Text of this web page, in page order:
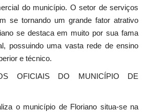
do município. O setor de serviços
se tornando um grande fator atrativo
se destaca em muito por sua fama
possuindo uma vasta rede de ensino
e técnico.
OFICIAIS DO MUNICÍPIO DE
o município de Floriano situa-se na